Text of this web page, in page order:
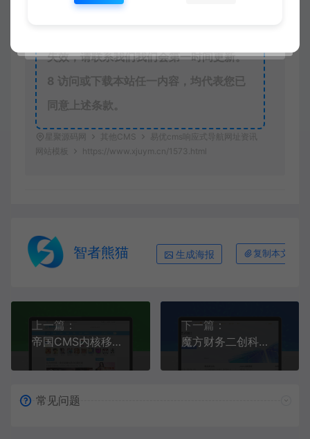
失效，请联系我们我们会第一时间更新。
8 访问或下载本站任一内容，均代表您已
同意上述条款。
星聚源码网 其他CMS
易优cms响应式导航网址资讯
网站模板
https://www.xjuym.cn/1573.html
智者熊猫 生成海报 复制本文链接
上一篇：
帝国CMS内核移植版核弹小游戏站源码，带全套H5游戏数据
下一篇：
魔方财务二创科技主题
常见问题